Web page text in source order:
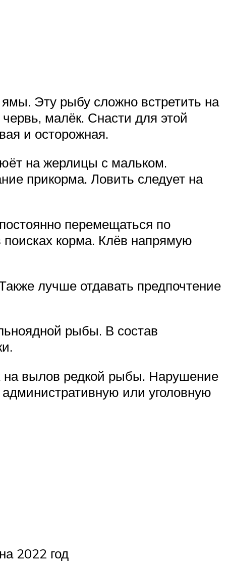
Эту рыбу сложно встретить на
малёк. Снасти для этой
и осторожная.
на жерлицы с мальком.
прикорма. Ловить следует на
перемещаться по
поисках корма. Клёв напрямую
лучше отдавать предпочтение
рыбы. В состав
на вылов редкой рыбы. Нарушение
или уголовную
2022 год